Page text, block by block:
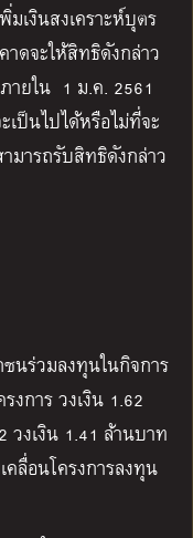
เงินสงเคราะห์บุตร
ดจะให้สิทธิดังกล่าว
ายใน 1 ม.ค. 2561
ป็นไปได้หรือไม่ที่จะ
มารถรับสิทธิดังกล่าว
นร่วมลงทุนในกิจการ
การ วงเงิน 1.62
วงเงิน 1.41 ล้านบาท
คลื่อนโครงการลงทุน